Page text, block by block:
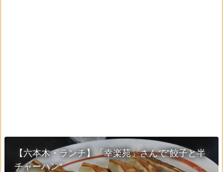
【六本木・ランチ】「幸楽苑」さんで”餃子と半
チャーハン”